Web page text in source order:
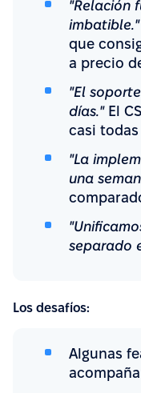
"Relación
imbatible."
que
a precio
"El
días."El
casi
"La
una
separado
Los desafíos:
Algunas